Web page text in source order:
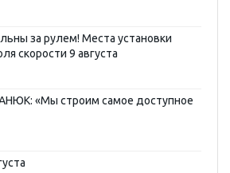
за рулем! Места установки
скорости 9 августа
«Мы строим самое доступное